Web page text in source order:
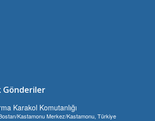
Gönderiler
Karakol Komutanlığı
Kastamonu Merkez/Kastamonu, Türkiye